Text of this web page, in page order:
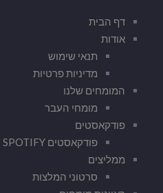
דף הבית
אודות
תנאי שימוש
מדיניות פרטיות
המומחים שלנו
מומחי העבר
פודקאסטים
פודקאסטים SPOTIFY
ממליצים
סרטוני המלצות